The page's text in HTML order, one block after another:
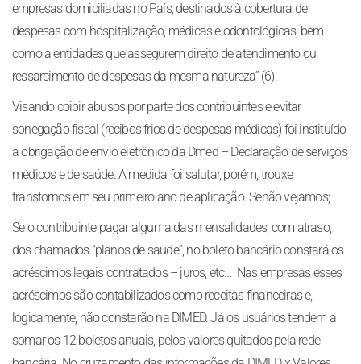
empresas domiciliadas no País, destinados à cobertura de
despesas com hospitalização, médicas e odontológicas, bem
como a entidades que assegurem direito de atendimento ou
ressarcimento de despesas da mesma natureza” (6).
Visando coibir abusos por parte dos contribuintes e evitar
sonegação fiscal (recibos frios de despesas médicas) foi instituído
a obrigação de envio eletrônico da Dmed – Declaração de serviços
médicos e de saúde. A medida foi salutar, porém, trouxe
transtornos em seu primeiro ano de aplicação. Senão vejamos;
Se o contribuinte pagar alguma das mensalidades, com atraso,
dos chamados “planos de saúde”, no boleto bancário constará os
acréscimos legais contratados – juros, etc… Nas empresas esses
acréscimos são contabilizados como receitas financeiras e,
logicamente, não constarão na DIMED. Já os usuários tendem a
somar os 12 boletos anuais, pelos valores quitados pela rede